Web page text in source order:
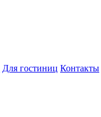
Для гостиниц Контакты